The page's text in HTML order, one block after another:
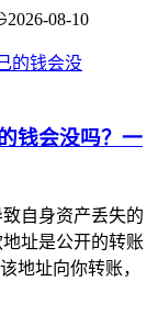
2026-08-10
钱会没吗？一
自身资产丢失的
址是公开的转账
地址向你转账，